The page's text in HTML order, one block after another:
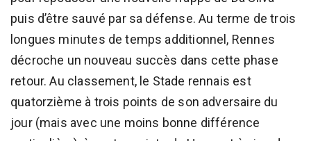
puis d’être sauvé par sa défense. Au terme de trois
longues minutes de temps additionnel, Rennes
décroche un nouveau succès dans cette phase
retour. Au classement, le Stade rennais est
quatorzième à trois points de son adversaire du
jour (mais avec une moins bonne différence